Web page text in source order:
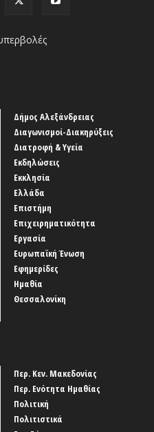
Δήμος Αλεξάνδρειας
Διαγωνισμοί-Διακηρύξεις
Διατροφή & Υγεία
Εκδηλώσεις
Εκκλησία
Ελλάδα
Επιστήμη
Επιχειρηματικότητα
Εργασία
Ευρωπαϊκή Ένωση
Εφημερίδες
Ημαθία
Θεσσαλονίκη
Περ. Κεν. Μακεδονίας
Περ. Ενότητα Ημαθίας
Πολιτική
Πολιτιστικά